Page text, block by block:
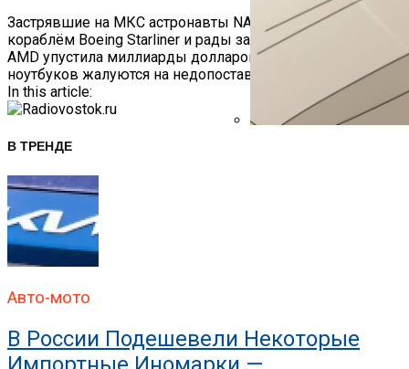
Навигация
По
Записям
Застрявшие на МКС астронавты NASA не разочарованы
кораблём Boeing Starliner и рады задержаться в космосе
AMD упустила миллиарды долларов: производители
ноутбуков жалуются на недопоставки чипов Strix Point
In this article:
В ТРЕНДЕ
Авто-мото
В России Подешевели Некоторые